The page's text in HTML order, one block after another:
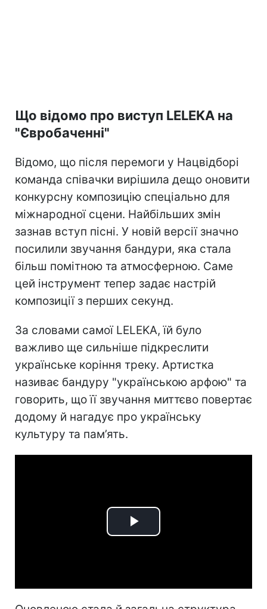
Що відомо про виступ LELEKA на
"Євробаченні"
Відомо, що після перемоги у Нацвідборі
команда співачки вирішила дещо оновити
конкурсну композицію спеціально для
міжнародної сцени. Найбільших змін
зазнав вступ пісні. У новій версії значно
посилили звучання бандури, яка стала
більш помітною та атмосферною. Саме
цей інструмент тепер задає настрій
композиції з перших секунд.
За словами самої LELEKA, їй було
важливо ще сильніше підкреслити
українське коріння треку. Артистка
називає бандуру "українською арфою" та
говорить, що її звучання миттєво повертає
додому й нагадує про українську
культуру та пам’ять.
Play